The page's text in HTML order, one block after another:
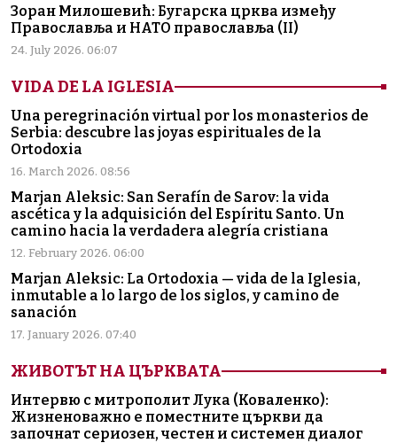
Зоран Милошевић: Бугарска црква између
Православља и НАТО православља (II)
24. July 2026. 06:07
VIDA DE LA IGLESIA
Una peregrinación virtual por los monasterios de
Serbia: descubre las joyas espirituales de la
Ortodoxia
16. March 2026. 08:56
Marjan Aleksic: San Serafín de Sarov: la vida
ascética y la adquisición del Espíritu Santo. Un
camino hacia la verdadera alegría cristiana
12. February 2026. 06:00
Marjan Aleksic: La Ortodoxia — vida de la Iglesia,
inmutable a lo largo de los siglos, y camino de
sanación
17. January 2026. 07:40
ЖИВОТЪТ НА ЦЪРКВАТА
Интервю с митрополит Лука (Коваленко):
Жизненоважно е поместните църкви да
започнат сериозен, честен и системен диалог